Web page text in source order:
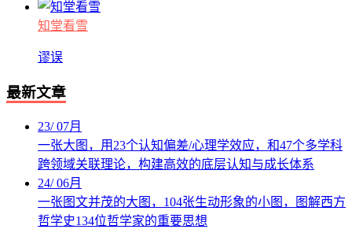
知堂看雪
谬误
最新文章
23/07月
一张大图，用23个认知偏差/心理学效应，和47个多学科
跨领域关联理论，构建高效的底层认知与成长体系
24/06月
一张图文并茂的大图，104张生动形象的小图，图解西方
哲学史134位哲学家的重要思想